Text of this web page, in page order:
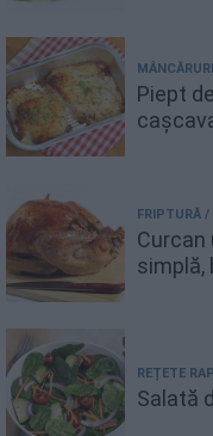
Piept
FRIPTURĂ /
simplă,
REȚETE
Salată